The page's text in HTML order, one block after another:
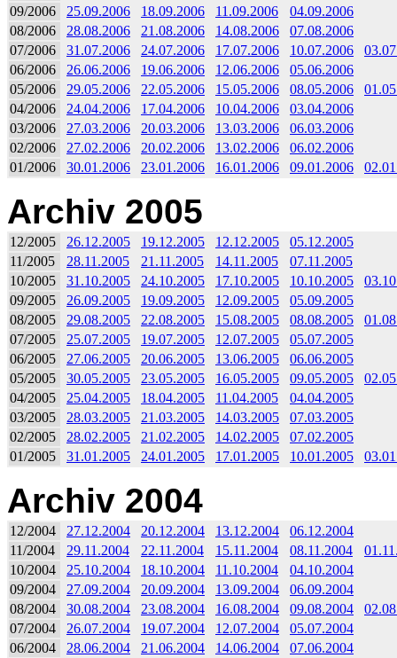
09/2006
25.09.2006 18.09.2006 11.09.2006
04.09.2006
08/2006
28.08.2006 21.08.2006 14.08.2006
07.08.2006
07/2006
31.07.2006 24.07.2006 17.07.2006 10.07.2006
06/2006
26.06.2006 19.06.2006 12.06.2006
05.06.2006
05/2006
29.05.2006 22.05.2006 15.05.2006 08.05.2006
04/2006
24.04.2006 17.04.2006 10.04.2006
03.04.2006
03/2006
27.03.2006 20.03.2006 13.03.2006
06.03.2006
02/2006
27.02.2006 20.02.2006 13.02.2006
06.02.2006
01/2006
30.01.2006 23.01.2006 16.01.2006 09.01.2006
Archiv 2005
12/2005 26.12.2005 19.12.2005 12.12.2005
05.12.2005
11/2005
28.11.2005 21.11.2005 14.11.2005
07.11.2005
10/2005
31.10.2005 24.10.2005 17.10.2005 10.10.2005
09/2005
26.09.2005 19.09.2005 12.09.2005
05.09.2005
08/2005
29.08.2005 22.08.2005 15.08.2005 08.08.2005
07/2005
25.07.2005 19.07.2005 12.07.2005
05.07.2005
06/2005
27.06.2005 20.06.2005 13.06.2005
06.06.2005
05/2005
30.05.2005 23.05.2005 16.05.2005 09.05.2005
04/2005
25.04.2005 18.04.2005 11.04.2005
04.04.2005
03/2005
28.03.2005 21.03.2005 14.03.2005
07.03.2005
02/2005
28.02.2005 21.02.2005 14.02.2005
07.02.2005
01/2005
31.01.2005 24.01.2005 17.01.2005 10.01.2005
Archiv 2004
12/2004 27.12.2004 20.12.2004 13.12.2004
06.12.2004
11/2004
29.11.2004 22.11.2004 15.11.2004 08.11.2004
10/2004
25.10.2004 18.10.2004 11.10.2004
04.10.2004
09/2004
27.09.2004 20.09.2004 13.09.2004
06.09.2004
08/2004
30.08.2004 23.08.2004 16.08.2004 09.08.2004
07/2004
26.07.2004 19.07.2004 12.07.2004
05.07.2004
06/2004
28.06.2004 21.06.2004 14.06.2004
07.06.2004